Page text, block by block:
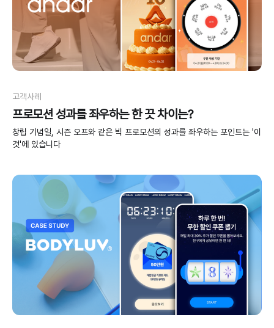
고객사례
프로모션 성과를 좌우하는 한 끗 차이는?
창립 기념일, 시즌 오프와 같은 빅 프로모션의 성과를 좌우하는 포인트는 '이
것'에 있습니다